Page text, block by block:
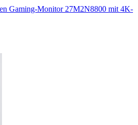
Gaming-Monitor 27M2N8800 mit 4K-